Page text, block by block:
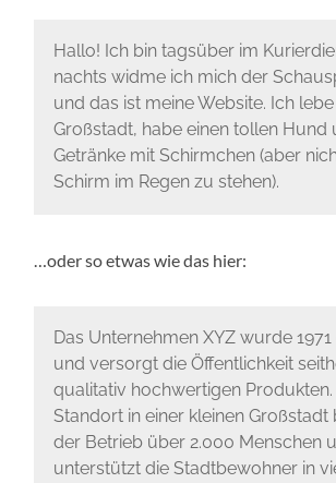
Hallo! Ich bin tagsüber im
nachts widme ich mich der
und das ist meine Website. Ich
Großstadt, habe einen tollen Hund
Getränke mit Schirmchen (aber
Schirm im Regen zu stehen).
…oder so etwas wie das hier:
Das Unternehmen XYZ wurde
und versorgt die Öffentlichkeit
qualitativ hochwertigen Produkten.
Standort in einer kleinen Großstadt
der Betrieb über 2.000 Menschen
unterstützt die Stadtbewohner in